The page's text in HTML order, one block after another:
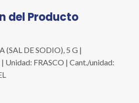
del Producto
(SAL DE SODIO), 5 G |
Unidad: FRASCO | Cant./unidad: